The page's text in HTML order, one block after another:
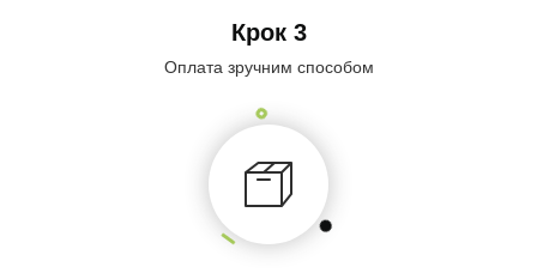
Крок 3
Оплата зручним способом